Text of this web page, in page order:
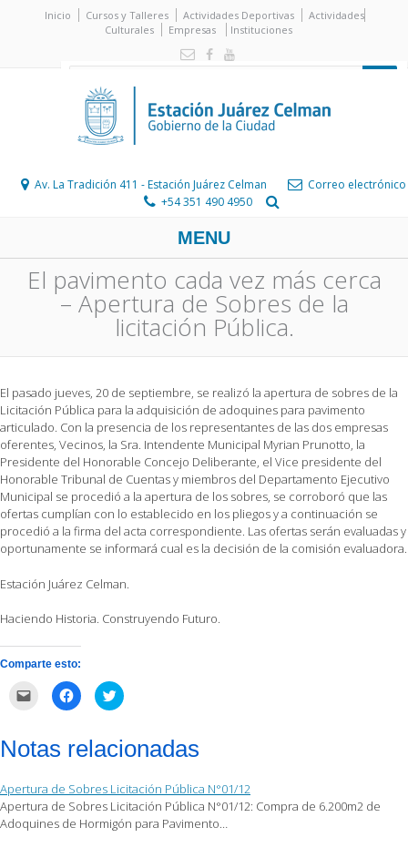
Inicio Cursos y Talleres Actividades Deportivas
Actividades
Culturales
Empresas Instituciones
Av. La Tradición 411 - Estación Juárez Celman
Correo electrónico
+54 351 490 4950
MENU
El pavimento cada vez más cerca
– Apertura de Sobres de la
licitación Pública.
El pasado jueves, 20 de septiembre, se realizó la apertura de sobres de la
Licitación Pública para la adquisición de adoquines para pavimento
articulado. Con la presencia de los representantes de las dos empresas
oferentes, Vecinos, la Sra. Intendente Municipal Myrian Prunotto, la
Presidente del Honorable Concejo Deliberante, el Vice presidente del
Honorable Tribunal de Cuentas y miembros del Departamento Ejecutivo
Municipal se procedió a la apertura de los sobres, se corroboró que las
ofertas cumplían con lo establecido en los pliegos y a continuación se
procedió a la firma del acta correspondiente. Las ofertas serán evaluadas y
oportunamente se informará cual es la decisión de la comisión evaluadora.
Estación Juárez Celman.
Haciendo Historia. Construyendo Futuro.
Comparte esto:
correo
electrónico
amigo
(Se
abre
en
Haz
clic
Facebook
(Se
una
ventana
nueva)
Haz
clic
en
Twitter
(Se
una
ventana
nueva)
Notas relacionadas
Apertura de Sobres Licitación Pública N°01/12
Apertura de Sobres Licitación Pública N°01/12: Compra de 6.200m2 de
Adoquines de Hormigón para Pavimento…